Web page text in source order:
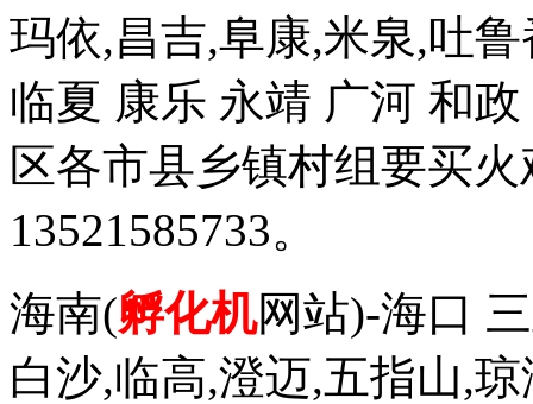
玛依,昌吉,阜康,米泉,吐
临夏 康乐 永靖 广河 和
区各市县乡镇村组要买
13521585733。
海南(孵化机网站)-海口
白沙,临高,澄迈,五指山,